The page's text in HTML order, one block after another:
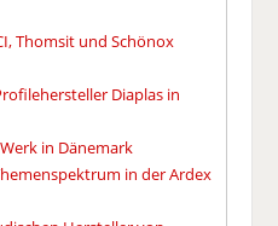
Thomsit und Schönox
Diaplas in
in Dänemark
in der Ardex